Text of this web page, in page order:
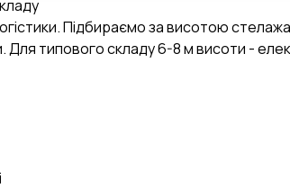
Підбираємо за висотою
типового складу 6-8 м висоти -